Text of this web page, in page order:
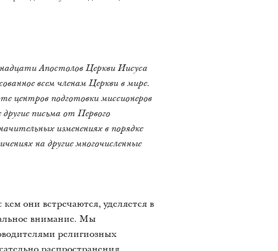
Апостолов Церкви Иисуса
всем членам Церкви в мире.
центров подготовки миссионеров
письма от Первого
изменениях в порядке
на другие многочисленные
они встречаются, уделяется в
внимание. Мы
религиозных